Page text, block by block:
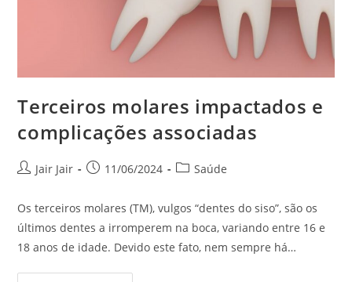
Terceiros molares impactados e
complicações associadas
Jair Jair 11/06/2024 Saúde
Os terceiros molares (TM), vulgos “dentes do siso”, são os
últimos dentes a irromperem na boca, variando entre 16 e
18 anos de idade. Devido este fato, nem sempre há…